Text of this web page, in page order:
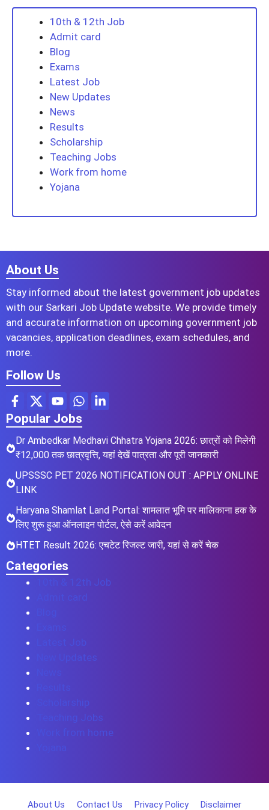
10th & 12th Job
Admit card
Blog
Exams
Latest Job
New Updates
News
Results
Scholarship
Teaching Jobs
Work from home
Yojana
About Us
Stay informed about the latest government job updates
with our Sarkari Job Update website. We provide timely
and accurate information on upcoming government job
vacancies, application deadlines, exam schedules, and
more.
Follow Us
Popular Jobs
Dr Ambedkar Medhavi Chhatra Yojana 2026: छात्रों को मिलेगी
₹12,000 तक छात्रवृत्ति, यहां देखें पात्रता और पूरी जानकारी
UPSSSC PET 2026 NOTIFICATION OUT : APPLY ONLINE
LINK
Haryana Shamlat Land Portal: शामलात भूमि पर मालिकाना हक के
लिए शुरू हुआ ऑनलाइन पोर्टल, ऐसे करें आवेदन
HTET Result 2026: एचटेट रिजल्ट जारी, यहां से करें चेक
Categories
10th & 12th Job
Admit card
Latest Job
New Updates
Results
Scholarship
Teaching Jobs
Work from home
About Us Contact Us Privacy Policy Disclaimer